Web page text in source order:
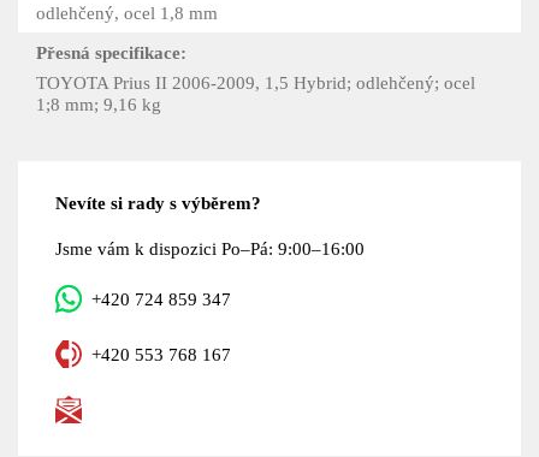
odlehčený, ocel 1,8 mm
Přesná specifikace:
TOYOTA Prius II 2006-2009, 1,5 Hybrid; odlehčený; ocel
1;8 mm; 9,16 kg
Nevíte si rady s výběrem?
Jsme vám k dispozici Po–Pá: 9:00–16:00
+420 724 859 347
+420 553 768 167